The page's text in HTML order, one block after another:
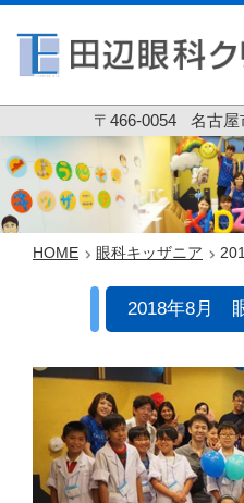
〒466-0054 名古屋
HOME 眼科キッザニア
2018年8月